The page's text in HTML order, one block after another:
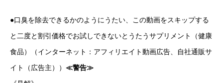
●口臭を除去できるかのようにうたい、この動画をスキップする
と二度と割引価格でお試しできないとうたうサプリメント（健康
食品）（インターネット：アフィリエイト動画広告、自社通販サ
イト（広告主）） ≪警告≫